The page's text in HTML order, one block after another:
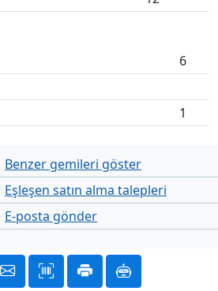
6
1
Benzer gemileri göster
Eşleşen satın alma talepleri
E-posta gönder